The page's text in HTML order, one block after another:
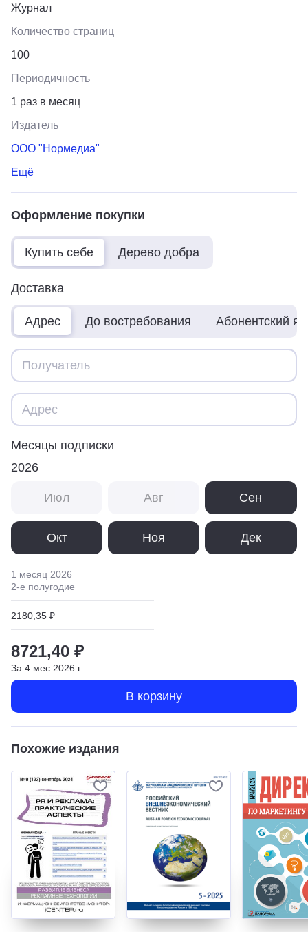
Журнал
Количество страниц
100
Периодичность
1 раз в месяц
Издатель
ООО "Нормедиа"
Ещё
Оформление покупки
Купить себе Дерево добра
Доставка
Адрес До востребования Абонентский
Месяцы подписки
2026
Июл Авг Сен
Окт Ноя Дек
1 месяц 2026
2-е полугодие
2180,35 ₽
8721,40 ₽
За 4 мес 2026 г
В корзину
Похожие издания